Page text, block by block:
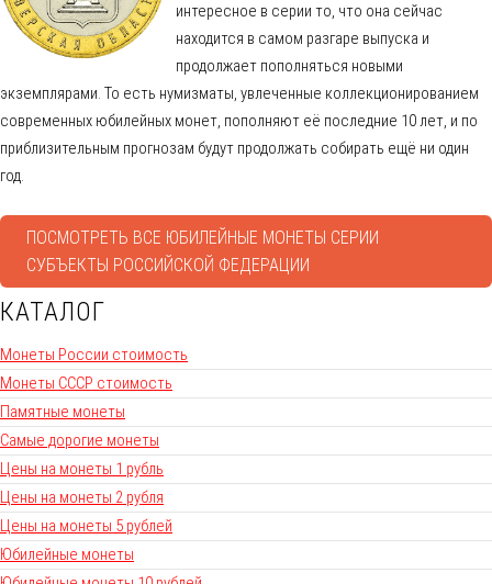
интересное в серии то, что она сейчас
находится в самом разгаре выпуска и
продолжает пополняться новыми
экземплярами. То есть нумизматы, увлеченные коллекционированием
современных юбилейных монет, пополняют её последние 10 лет, и по
приблизительным прогнозам будут продолжать собирать ещё ни один
год.
ПОСМОТРЕТЬ ВСЕ ЮБИЛЕЙНЫЕ МОНЕТЫ СЕРИИ
СУБЪЕКТЫ РОССИЙСКОЙ ФЕДЕРАЦИИ
КАТАЛОГ
Монеты России стоимость
Монеты СССР стоимость
Памятные монеты
Самые дорогие монеты
Цены на монеты 1 рубль
Цены на монеты 2 рубля
Цены на монеты 5 рублей
Юбилейные монеты